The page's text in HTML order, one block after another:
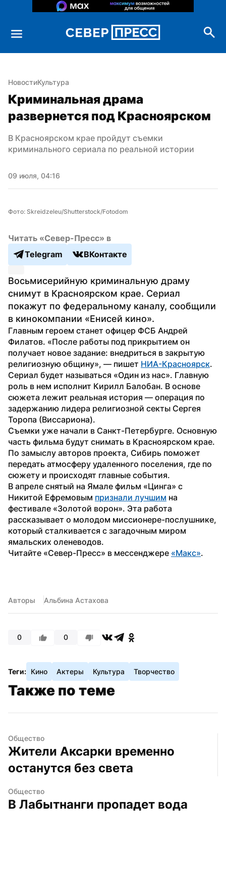
НовостиКультура
Криминальная драма
развернется под Красноярском
В Красноярском крае пройдут съемки
криминального сериала по реальной истории
09 июля, 04:16
Фото: Skreidzeleu/Shutterstock/Fotodom
Читать «Север-Пресс» в
Telegram
ВКонтакте
Восьмисерийную криминальную драму
снимут в Красноярском крае. Сериал
покажут по федеральному каналу, сообщили
в кинокомпании «Енисей кино».
Главным героем станет офицер ФСБ Андрей
Филатов. «После работы под прикрытием он
получает новое задание: внедриться в закрытую
религиозную общину», — пишет НИА-Красноярск.
Сериал будет называться «Один из нас». Главную
роль в нем исполнит Кирилл Балобан. В основе
сюжета лежит реальная история — операция по
задержанию лидера религиозной секты Сергея
Торопа (Виссариона).
Съемки уже начали в Санкт-Петербурге. Основную
часть фильма будут снимать в Красноярском крае.
По замыслу авторов проекта, Сибирь поможет
передать атмосферу удаленного поселения, где по
сюжету и происходят главные события.
В апреле снятый на Ямале фильм «Цинга» с
Никитой Ефремовым признали лучшим на
фестивале «Золотой ворон». Эта работа
рассказывает о молодом миссионере-послушнике,
который сталкивается с загадочным миром
ямальских оленеводов.
Читайте «Север-Пресс» в мессенджере «Макс».
Авторы Альбина Астахова
0 0
Теги: Кино Актеры Культура Творчество
Также по теме
Общество
Жители Аксарки временно
останутся без света
Общество
В Лабытнанги пропадет вода